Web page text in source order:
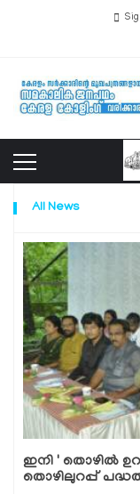
All News
ഇനി ' തൊഴിൽ
തൊഴിലുറപ്പ്